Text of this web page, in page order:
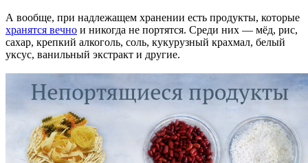
А вообще, при надлежащем хранении есть продукты, которые
хранятся вечно и никогда не портятся. Среди них — мёд, рис,
сахар, крепкий алкоголь, соль, кукурузный крахмал, белый
уксус, ванильный экстракт и другие.